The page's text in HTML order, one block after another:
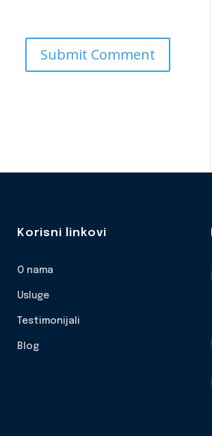
Korisni linkovi
O nama
Usluge
Testimonijali
Blog